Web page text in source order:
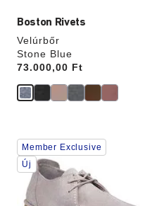
Boston Rivets
Velúrbőr
Stone Blue
Price:
73.000,00 Ft
A
színpalettával
való
interakció
frissíti
Member Exclusive
Új